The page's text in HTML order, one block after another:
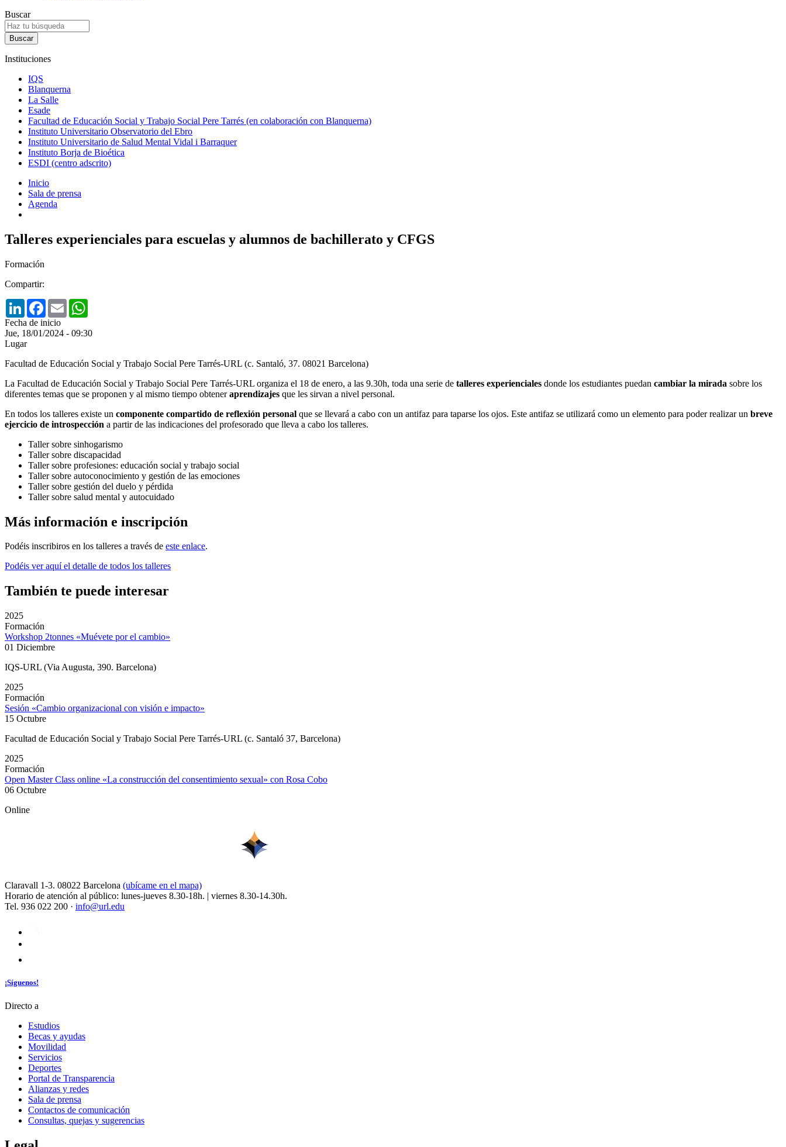
Buscar
Instituciones
IQS
Blanquerna
La Salle
Esade
Facultad de Educación Social y Trabajo Social Pere Tarrés (en colaboración con Blanquerna)
Instituto Universitario Observatorio del Ebro
Instituto Universitario de Salud Mental Vidal i Barraquer
Instituto Borja de Bioética
ESDI (centro adscrito)
Inicio
Sala de prensa
Agenda
Talleres experienciales para escuelas y alumnos de bachillerato y CFGS
Formación
Compartir:
LinkedInFacebook
Email
Fecha de inicio
Jue, 18/01/2024 - 09:30
Lugar
Facultad de Educación Social y Trabajo Social Pere Tarrés-URL (c. Santaló, 37. 08021 Barcelona)
La Facultad de Educación Social y Trabajo Social Pere Tarrés-URL organiza el 18 de enero, a las 9.30h, toda una serie de talleres experienciales donde los estudiantes puedan cambiar la mirada sobre los
diferentes temas que se proponen y al mismo tiempo obteneraprendizajes que les sirvan a nivel personal.
En todos los talleres existe un componente compartido de reflexión personal que se llevará a cabo con un antifaz para taparse los ojos. Este antifaz se utilizará como un elemento para poder realizar un breve
ejercicio de introspección a partir de las indicaciones del profesorado que lleva a cabo los talleres.
Taller sobre sinhogarismo
Taller sobre discapacidad
Taller sobre profesiones: educación social y trabajo social
Taller sobre autoconocimiento y gestión de las emociones
Taller sobre gestión del duelo y pérdida
Taller sobre salud mental y autocuidado
Más información e inscripción
Podéis inscribiros en los talleres a través de este enlace.
Podéis ver aquí el detalle de todos los talleres
También te puede interesar
2025
Formación
Workshop 2tonnes «Muévete por el cambio»
01 Diciembre
IQS-URL (Via Augusta, 390. Barcelona)
2025
Formación
Sesión «Cambio organizacional con visión e impacto»
15 Octubre
Facultad de Educación Social y Trabajo Social Pere Tarrés-URL (c. Santaló 37, Barcelona)
2025
Formación
Open Master Class online «La construcción del consentimiento sexual» con Rosa Cobo
06 Octubre
Online
Claravall 1-3. 08022 Barcelona (ubícame en el mapa)
Horario de atención al público: lunes-jueves 8.30-18h. | viernes 8.30-14.30h.
Tel. 936 022 200 · info@url.edu
¡Síguenos!
Directo a
Estudios
Becas y ayudas
Movilidad
Servicios
Deportes
Portal de Transparencia
Alianzas y redes
Sala de prensa
Contactos de comunicación
Consultas, quejas y sugerencias